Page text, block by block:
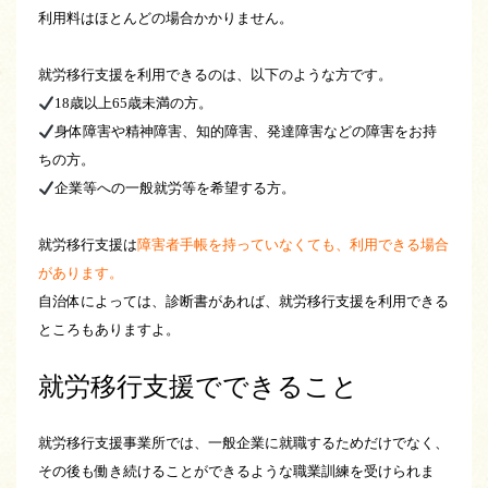
利用料はほとんどの場合かかりません。
就労移行支援を利用できるのは、以下のような方です。
18歳以上65歳未満の方。
身体障害や精神障害、知的障害、発達障害などの障害をお持
ちの方。
企業等への一般就労等を希望する方。
就労移行支援は障害者手帳を持っていなくても、利用できる場合
があります。
自治体によっては、診断書があれば、就労移行支援を利用できる
ところもありますよ。
就労移行支援でできること
就労移行支援事業所では、一般企業に就職するためだけでなく、
その後も働き続けることができるような職業訓練を受けられま